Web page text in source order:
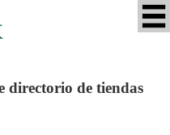
directorio de tiendas